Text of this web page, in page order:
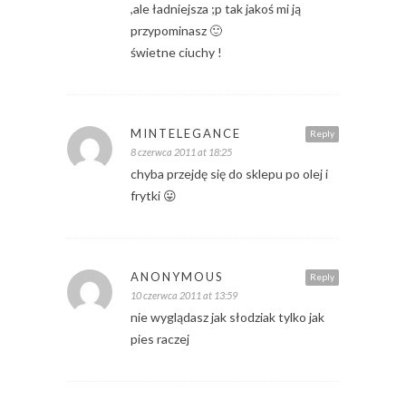
,ale ładniejsza ;p tak jakoś mi ją
przypominasz 🙂
świetne ciuchy !
Reply
MINTELEGANCE
8 czerwca 2011 at 18:25
chyba przejdę się do sklepu po olej i
frytki 😛
Reply
ANONYMOUS
10 czerwca 2011 at 13:59
nie wyglądasz jak słodziak tylko jak
pies raczej